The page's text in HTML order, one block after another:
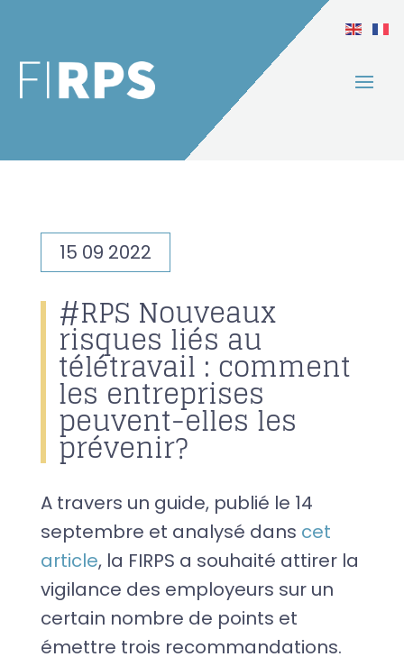
15 09 2022
#RPS Nouveaux
risques liés au
télétravail : comment
les entreprises
peuvent-elles les
prévenir?
A travers un guide, publié le 14
septembre et analysé dans cet
article, la FIRPS a souhaité attirer la
vigilance des employeurs sur un
certain nombre de points et
émettre trois recommandations.